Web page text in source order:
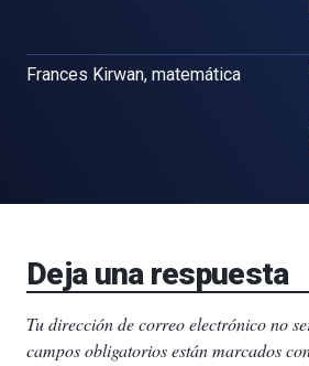
Frances Kirwan, matemática
Deja una respuesta
Tu dirección de correo electrónico no
campos obligatorios están marcados